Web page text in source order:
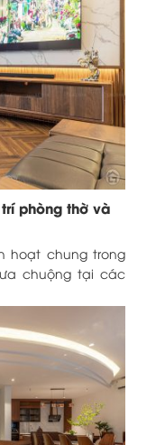
phòng thờ và
hoạt chung trong
chuộng tại các